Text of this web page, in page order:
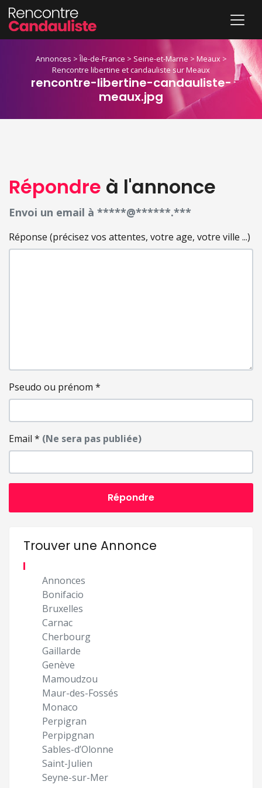
Annonces >Île-de-France > Seine-et-Marne > Meaux>
Rencontre libertine et candauliste sur Meaux
rencontre-libertine-candauliste-
meaux.jpg
Répondre à l'annonce
Envoi un email à *****@******.***
Réponse (précisez vos attentes, votre age, votre ville ...)
Pseudo ou prénom *
Email * (Ne sera pas publiée)
Répondre
Trouver une Annonce
Annonces
Bonifacio
Bruxelles
Carnac
Cherbourg
Gaillarde
Genève
Mamoudzou
Maur-des-Fossés
Monaco
Perpigran
Perpipgnan
Sables-d’Olonne
Saint-Julien
Seyne-sur-Mer